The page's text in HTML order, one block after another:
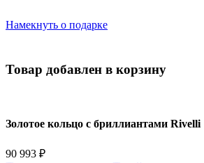
Намекнуть о подарке
Товар добавлен в корзину
Золотое кольцо с бриллиантами Rivelli
90 993 ₽